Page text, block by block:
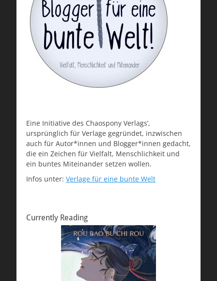
Eine Initiative des Chaospony Verlags’,
ursprünglich für Verlage gegründet, inzwischen
auch für Autor*innen und Blogger*innen gedacht,
die ein Zeichen für Vielfalt, Menschlichkeit und
ein buntes Miteinander setzen wollen.
Infos unter: Verlage für eine bunte Welt
Currently Reading